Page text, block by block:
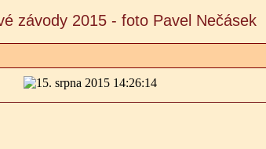
závody 2015 - foto Pavel Nečásek